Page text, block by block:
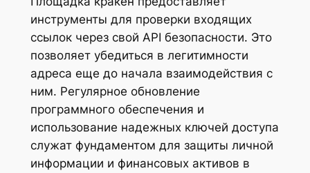
инструменты для проверки входящих
ссылок через свой API безопасности. Это
позволяет убедиться в легитимности
адреса еще до начала взаимодействия с
ним. Регулярное обновление
программного обеспечения и
использование надежных ключей доступа
служат фундаментом для защиты личной
информации и финансовых активов в